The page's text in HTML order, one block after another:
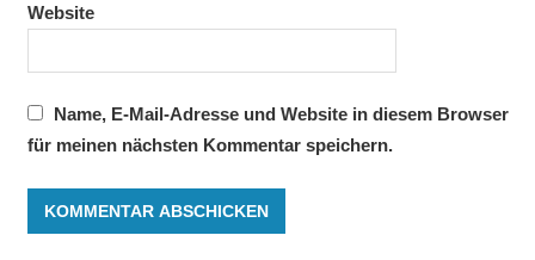
Website
Name, E-Mail-Adresse und Website in diesem Browser
für meinen nächsten Kommentar speichern.